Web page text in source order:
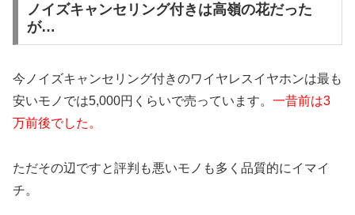
ノイズキャンセリング付きは高嶺の花だった
が…
今ノイズキャンセリング付きのワイヤレスイヤホンは最も
安いモノでは5,000円くらいで売っています。 一昔前は3
万前後でした。
ただその辺ですと評判も悪いモノも多く品質的にイマイ
チ。